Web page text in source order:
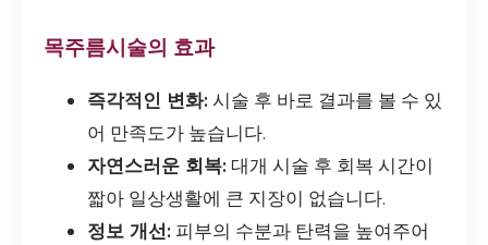
목주름시술의 효과
즉각적인 변화: 시술 후 바로 결과를 볼 수 있
어 만족도가 높습니다.
자연스러운 회복: 대개 시술 후 회복 시간이
짧아 일상생활에 큰 지장이 없습니다.
정보 개선: 피부의 수분과 탄력을 높여주어